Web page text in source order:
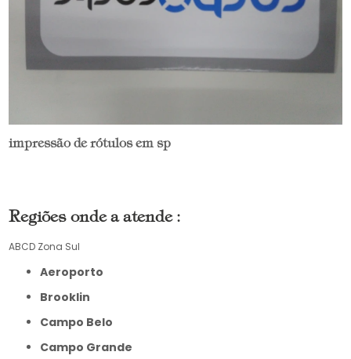
impressão de rótulos em sp
Regiões onde a atende :
ABCD Zona Sul
Aeroporto
Brooklin
Campo Belo
Campo Grande